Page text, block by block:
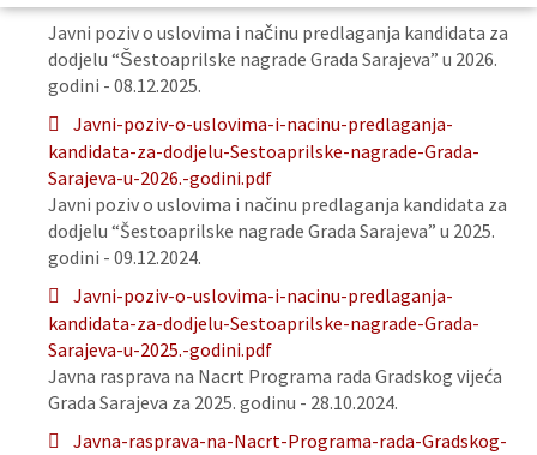
Javni poziv o uslovima i načinu predlaganja kandidata za
dodjelu “Šestoaprilske nagrade Grada Sarajeva” u 2026.
godini - 08.12.2025.
Javni-poziv-o-uslovima-i-nacinu-predlaganja-
kandidata-za-dodjelu-Sestoaprilske-nagrade-Grada-
Sarajeva-u-2026.-godini.pdf
Javni poziv o uslovima i načinu predlaganja kandidata za
dodjelu “Šestoaprilske nagrade Grada Sarajeva” u 2025.
godini - 09.12.2024.
Javni-poziv-o-uslovima-i-nacinu-predlaganja-
kandidata-za-dodjelu-Sestoaprilske-nagrade-Grada-
Sarajeva-u-2025.-godini.pdf
Javna rasprava na Nacrt Programa rada Gradskog vijeća
Grada Sarajeva za 2025. godinu - 28.10.2024.
Javna-rasprava-na-Nacrt-Programa-rada-Gradskog-